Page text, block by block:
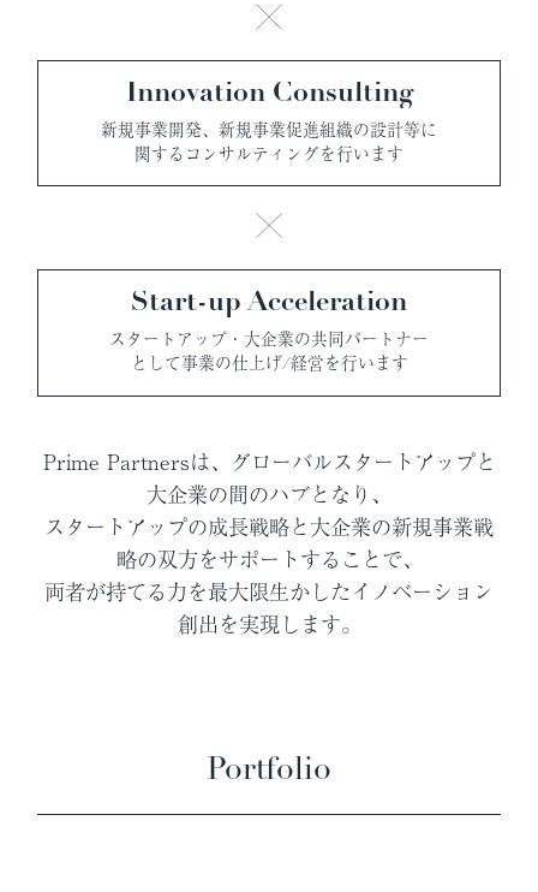
Innovation Consulting
新規事業開発、新規事業促進組織の設計等に
関するコンサルティングを行います
Start-up Acceleration
スタートアップ・大企業の共同パートナー
として事業の仕上げ/経営を行います
Prime Partnersは、グローバルスタートアップと
大企業の間のハブとなり、
スタートアップの成長戦略と大企業の新規事業戦
略の双方をサポートすることで、
両者が持てる力を最大限生かしたイノベーション
創出を実現します。
Portfolio